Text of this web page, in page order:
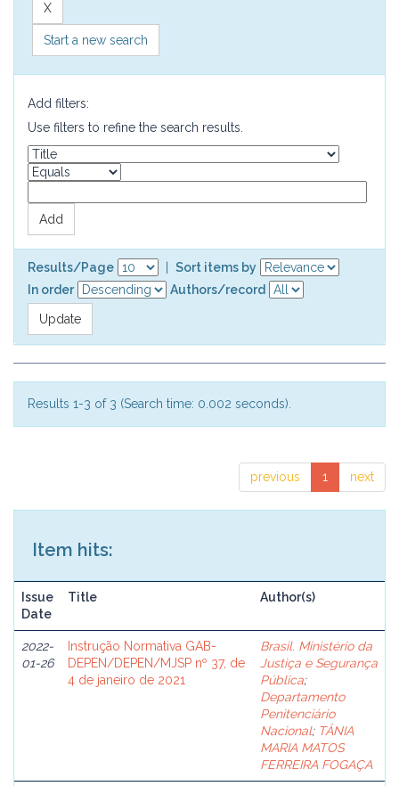
Start a new search
Add filters:
Use filters to refine the search results.
Results/Page
Sort items by
In order
Authors/record
Results 1-3 of 3 (Search time: 0.002 seconds).
previous 1 next
Item hits:
Issue
Date
Title Author(s)
2022-
01-26
Instrução Normativa GAB-
DEPEN/DEPEN/MJSP nº 37, de
4 de janeiro de 2021
Brasil. Ministério da
Justiça e Segurança
Pública;
Departamento
Penitenciário
Nacional; TÂNIA
MARIA MATOS
FERREIRA FOGAÇA